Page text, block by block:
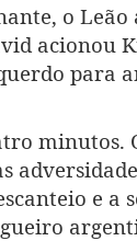
o
acionou
para
minutos.
e a